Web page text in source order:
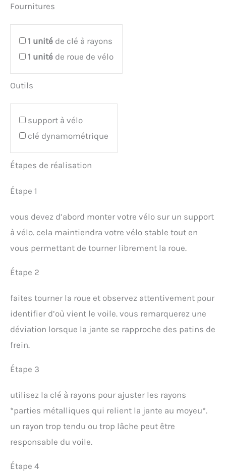
Fournitures
1 unité de clé à rayons
1 unité de roue de vélo
Outils
support à vélo
clé dynamométrique
Étapes de réalisation
Étape 1
vous devez d’abord monter votre vélo sur un support
à vélo. cela maintiendra votre vélo stable tout en
vous permettant de tourner librement la roue.
Étape 2
faites tourner la roue et observez attentivement pour
identifier d’où vient le voile. vous remarquerez une
déviation lorsque la jante se rapproche des patins de
frein.
Étape 3
utilisez la clé à rayons pour ajuster les rayons
*parties métalliques qui relient la jante au moyeu*.
un rayon trop tendu ou trop lâche peut être
responsable du voile.
Étape 4